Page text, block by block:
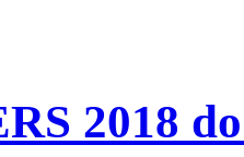
2018